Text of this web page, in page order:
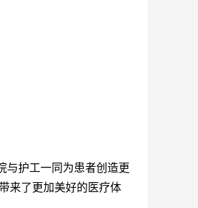
护工一同为患者创造更
来了更加美好的医疗体